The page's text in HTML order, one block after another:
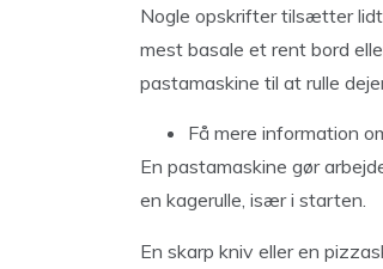
Nogle opskrifter tilsætter
mest basale et rent bord
pastamaskine til at rulle
Få mere information
En pastamaskine gør
en kagerulle, især i starten.
En skarp kniv eller en